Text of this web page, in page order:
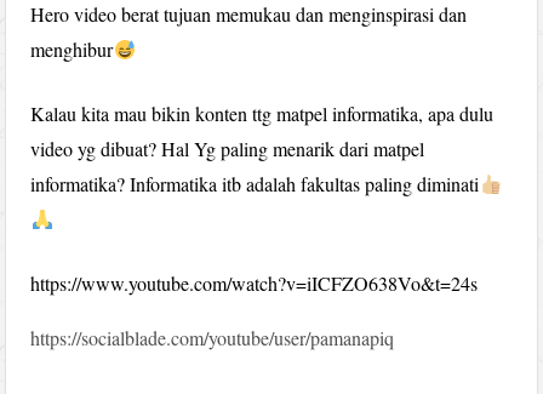
Hero video berat tujuan memukau dan menginspirasi dan
menghibur
Kalau kita mau bikin konten ttg matpel informatika, apa dulu
video yg dibuat? Hal Yg paling menarik dari matpel
informatika? Informatika itb adalah fakultas paling diminati
https://www.youtube.com/watch?v=iICFZO638Vo&t=24s
https://socialblade.com/youtube/user/pamanapiq